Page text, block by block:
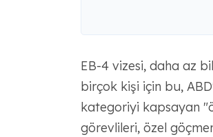
EB-4 vizesi, daha az
birçok kişi için bu,
kategoriyi kapsayan
görevlileri, özel